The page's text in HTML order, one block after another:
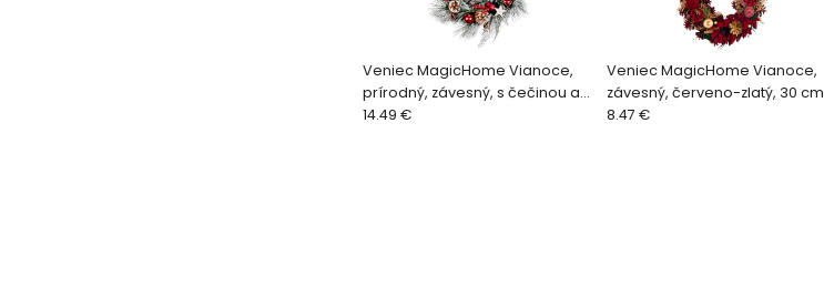
Veniec MagicHome Vianoce,
prírodný, závesný, s čečinou a
hviezdami, 39 cm
14.49 €
Veniec MagicHome Vianoce,
závesný, červeno-zlatý, 30 cm
8.47 €